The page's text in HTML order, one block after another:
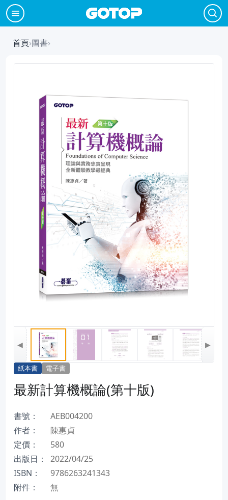
首頁›圖書›
◀ ▶
紙本書 電子書
最新計算機概論(第十版)
書號：
AEB004200
作者：
陳惠貞
定價：
580
出版日：
2022/04/25
ISBN：
9786263241343
附件：
無